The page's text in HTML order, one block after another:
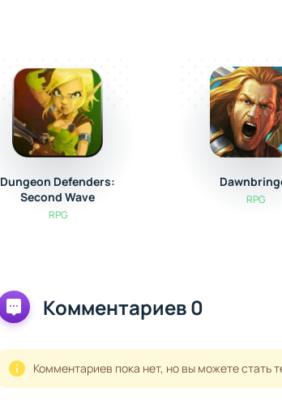
Dungeon Defenders:
Second Wave
RPG
RPG
Комментариев 0
Комментариев пока нет, но вы можете стать